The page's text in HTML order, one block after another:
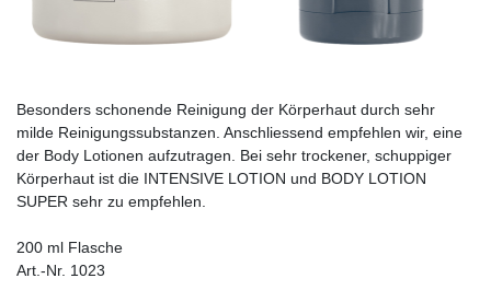
Besonders schonende Reinigung der Körperhaut durch sehr
milde Reinigungssubstanzen. Anschliessend empfehlen wir, eine
der Body Lotionen aufzutragen. Bei sehr trockener, schuppiger
Körperhaut ist die INTENSIVE LOTION und BODY LOTION
SUPER sehr zu empfehlen.
200 ml Flasche
Art.-Nr. 1023